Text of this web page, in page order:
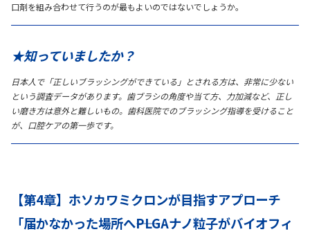
口剤を組み合わせて行うのが最もよいのではないでしょうか。
★知っていましたか？
日本人で「正しいブラッシングができている」とされる方は、非常に少ない
という調査データがあります。歯ブラシの角度や当て方、力加減など、正し
い磨き方は意外と難しいもの。歯科医院でのブラッシング指導を受けること
が、口腔ケアの第一歩です。
【第4章】ホソカワミクロンが目指すアプローチ
「届かなかった場所へ――PLGAナノ粒子がバイオフィ